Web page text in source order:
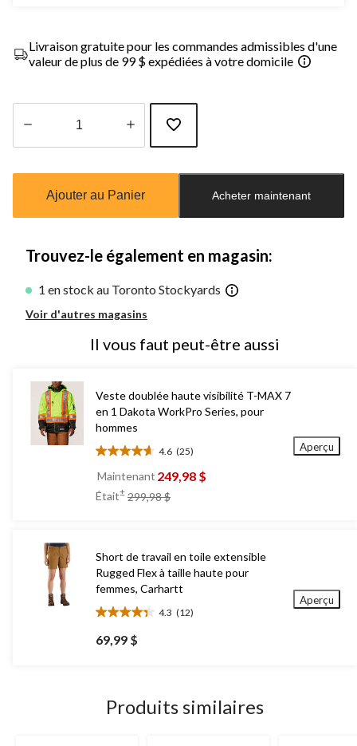
Livraison gratuite pour les commandes admissibles d'une
valeur de plus de 99 $ expédiées à votre domicile
mise
à
Ajouter au Panier Acheter maintenant
Trouvez-le également en magasin:
1 en stock au Toronto Stockyards
Voir d'autres magasins
Il vous faut peut-être aussi
Veste doublée haute visibilité T-MAX 7
en 1 Dakota WorkPro Series, pour
hommes
4.6 (25)
4.6
étoile(s)
sur
5.
Maintenant 249,98 $
Était± 299,98 $
Aperçu
Short de travail en toile extensible
Rugged Flex à taille haute pour
femmes, Carhartt
4.3 (12)
4.3
étoile(s)
sur
69,99 $
Aperçu
Produits similaires